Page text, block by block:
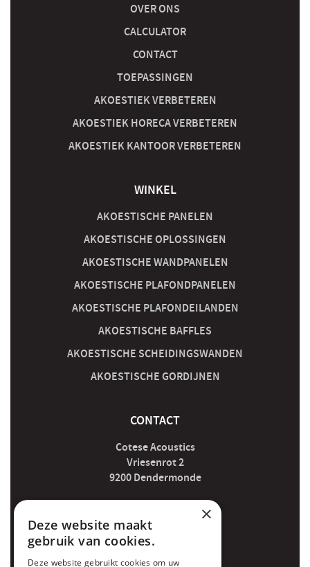
OVER ONS
CALCULATOR
CONTACT
TOEPASSINGEN
AKOESTIEK VERBETEREN
AKOESTIEK HORECA VERBETEREN
AKOESTIEK KANTOOR VERBETEREN
WINKEL
AKOESTISCHE PANELEN
AKOESTISCHE OPLOSSINGEN
AKOESTISCHE WANDPANELEN
AKOESTISCHE PLAFONDPANELEN
AKOESTISCHE PLAFONDEILANDEN
AKOESTISCHE BAFFLES
AKOESTISCHE SCHEIDINGSWANDEN
AKOESTISCHE GORDIJNEN
CONTACT
Cotese Acoustics
Vriesenrot 2
9200 Dendermonde
acoustics@cotese.be
052 89 07 04
×
Deze website maakt
gebruik van cookies.
Deze website gebruikt cookies om uw